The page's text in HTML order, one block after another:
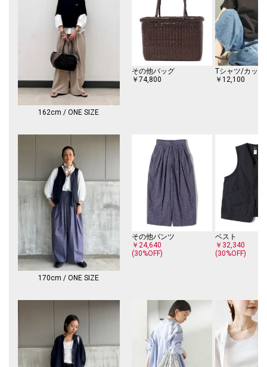
■コーディネート
1枚着シャツとしても、羽織りとしても使え、汎用性抜群のシャツです。
オンオフで活躍する1枚です。
■お問い合わせ品番：311-62-0292
-------------------------------------
生地の厚み：中間
伸縮性：無
透け感：オフホワイト有
-------------------------------------
※【着丈】後ろ身頃の上端中心より計測しております。予めご留意くださ
※製品の特性上、洗濯の後に縮みや型崩れ、斜行（ねじれ）が生じますの
でご留意ください。
※日光や照明等に長時間当たると色褪せしますのでご注意ください。
※撮影環境により商品の色味が異なって見える場合がございます。商品の
お色味は、物撮り画像をご参考にしてください。
※末永く愛用頂く為に、アテンションタグを必ずご確認の上、着用又はお
取り扱いください。
※画像の商品はサンプルです。
162cm / ONE SIZE
その他バッグ
￥74,800
Tシャツ/カット
￥12,100
170cm / ONE SIZE
その他パンツ
￥24,640
(30%OFF)
ベスト
￥32,340
(30%OFF)